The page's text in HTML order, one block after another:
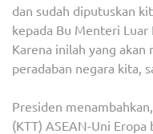
dan sudah diputuskan
kepada Bu Menteri Luar
Karena inilah yang
peradaban negara kita,
Presiden
(KTT) ASEAN-Uni